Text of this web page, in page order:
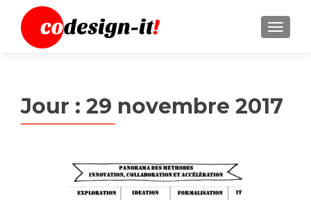
MENU
Jour : 29 novembre 2017